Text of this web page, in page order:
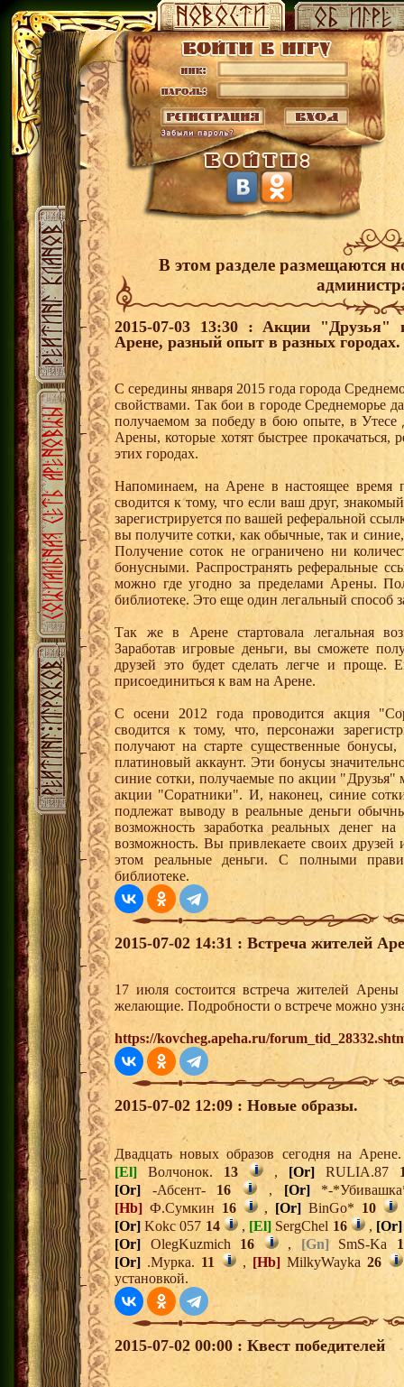
В этом разделе размещаются
2015-07-03 13:30 : Акции "Друзья"
Арене, разный опыт в разных городах.
С середины января 2015 года города
свойствами. Так бои в городе Среднеморье
получаемом за победу в бою опыте, в
Арены, которые хотят быстрее прокачаться,
этих городах.
Напоминаем, на Арене в настоящее время
сводится к тому, что если ваш друг,
зарегистрируется по вашей реферальной
вы получите сотки, как обычные, так и
Получение соток не ограничено ни
бонусными. Распространять реферальные
можно где угодно за пределами Арены.
библиотеке. Это еще один легальный способ
Так же в Арене стартовала легальная
Заработав игровые деньги, вы сможете
друзей это будет сделать легче и проще.
присоединиться к вам на Арене.
С осени 2012 года проводится акция
сводится к тому, что, персонажи
получают на старте существенные
платиновый аккаунт. Эти бонусы
синие сотки, получаемые по акции "Друзья"
акции "Соратники". И, наконец, синие
подлежат выводу в реальные деньги
возможность заработка реальных денег
возможность. Вы привлекаете своих друзей
этом реальные деньги. С полными
библиотеке.
2015-07-02 14:31 : Встреча жителей
17 июля состоится встреча жителей
желающие. Подробности о встрече можно
https://kovcheg.apeha.ru/
2015-07-02 12:09 : Новые образы.
Двадцать новых образов сегодня на
[El] Волчонок. 13 , [Or] RULIA.87
[Or] -Абсент- 16 , [Or]*-
[Hb] Ф.Сумкин 16 , [Or] BinGo* 10
[Or] Kokc 057 14 , [El] SergChel 16 , [Or]
[Or] OlegKuzmich 16 , [Gn]SmS-Ka
[Or] .Мурка. 11 , [Hb]MilkyWayka26
установкой.
2015-07-02 00:00 : Квест победителей